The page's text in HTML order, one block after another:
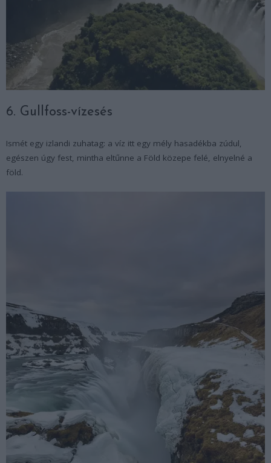
6. Gullfoss-vízesés
Ismét egy izlandi zuhatag: a víz itt egy mély hasadékba zúdul,
egészen úgy fest, mintha eltűnne a Föld közepe felé, elnyelné a
föld.